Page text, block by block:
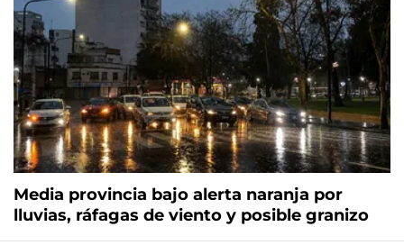
Media provincia bajo alerta naranja por
lluvias, ráfagas de viento y posible granizo